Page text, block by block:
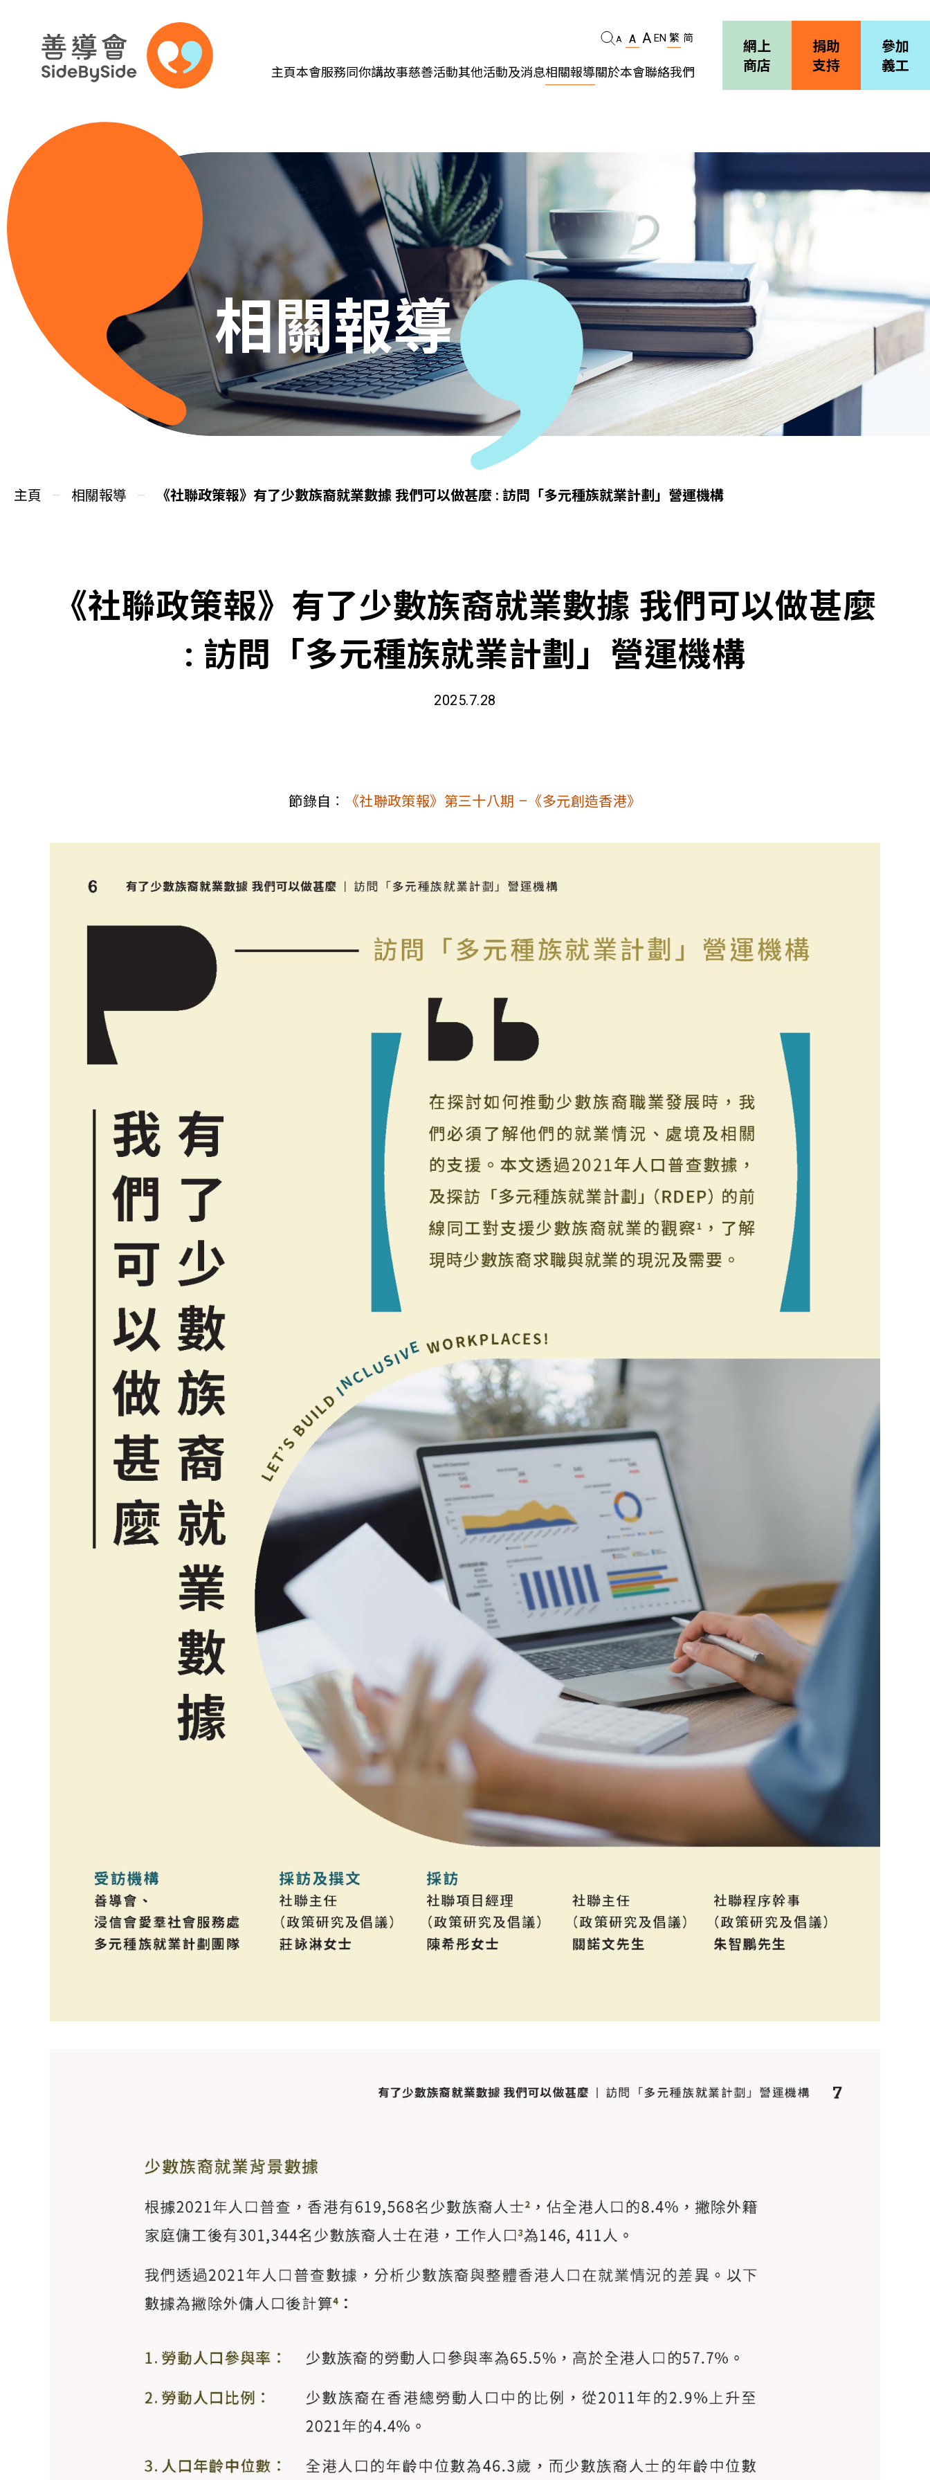
A A A EN 繁 简
主頁本會服務
職能發展
社區教育
多元共融
社區連繫
同你講故事慈善活動其他活動及消息相關報導關於本會聯絡我們
網上
商店
捐助
支持
參加
義工
相關報導
主頁 相關報導 《社聯政策報》有了少數族裔就業數據 我們可以做甚麼 : 訪問「多元種族就業計劃」營運機構
《社聯政策報》有了少數族裔就業數據 我們可以做甚麼
: 訪問「多元種族就業計劃」營運機構
2025.7.28
節錄自︰ 《社聯政策報》第三十八期 –《多元創造香港》